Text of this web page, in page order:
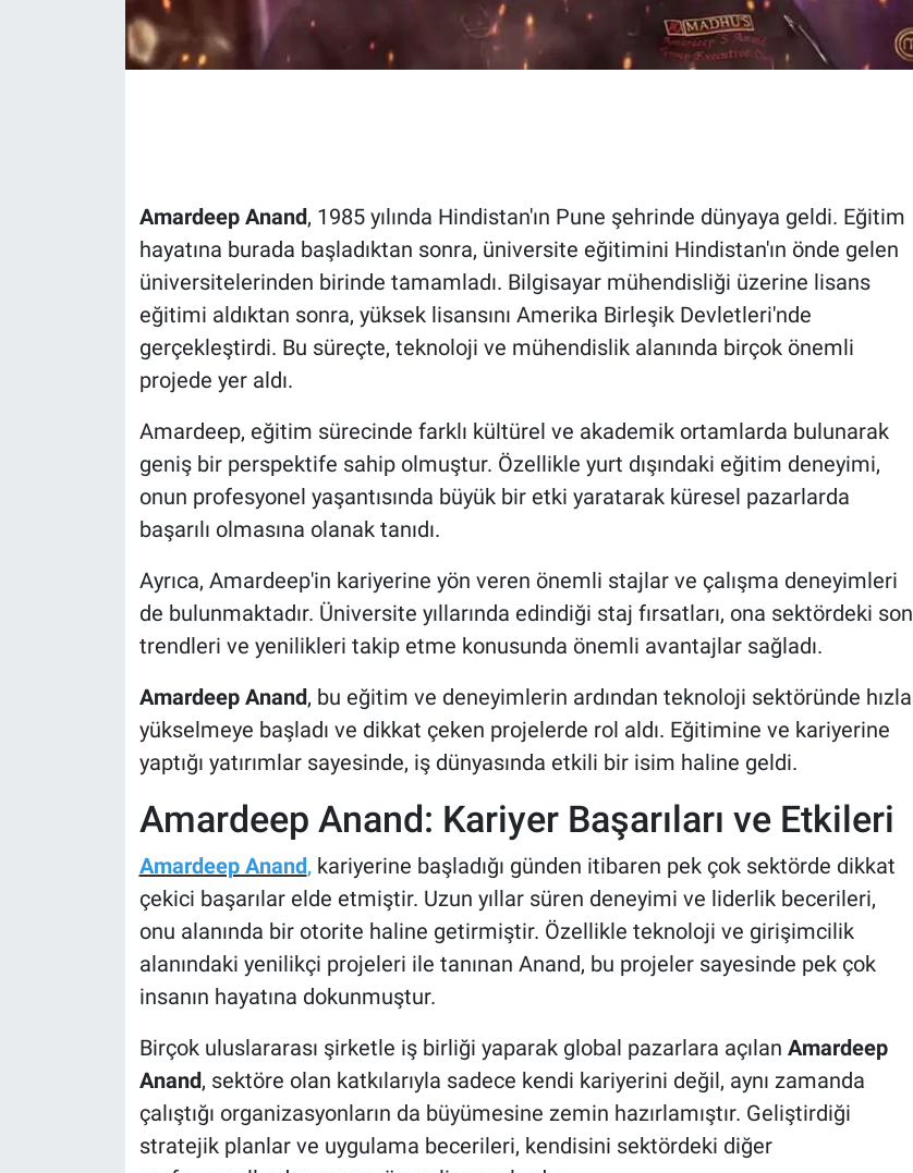
Amardeep Anand, 1985 yılında Hindistan'ın Pune şehrinde dünyaya geldi. Eğitim
hayatına burada başladıktan sonra, üniversite eğitimini Hindistan'ın önde gelen
üniversitelerinden birinde tamamladı. Bilgisayar mühendisliği üzerine lisans
eğitimi aldıktan sonra, yüksek lisansını Amerika Birleşik Devletleri'nde
gerçekleştirdi. Bu süreçte, teknoloji ve mühendislik alanında birçok önemli
projede yer aldı.
Amardeep, eğitim sürecinde farklı kültürel ve akademik ortamlarda bulunarak
geniş bir perspektife sahip olmuştur. Özellikle yurt dışındaki eğitim deneyimi,
onun profesyonel yaşantısında büyük bir etki yaratarak küresel pazarlarda
başarılı olmasına olanak tanıdı.
Ayrıca, Amardeep'in kariyerine yön veren önemli stajlar ve çalışma deneyimleri
de bulunmaktadır. Üniversite yıllarında edindiği staj fırsatları, ona sektördeki son
trendleri ve yenilikleri takip etme konusunda önemli avantajlar sağladı.
Amardeep Anand, bu eğitim ve deneyimlerin ardından teknoloji sektöründe hızla
yükselmeye başladı ve dikkat çeken projelerde rol aldı. Eğitimine ve kariyerine
yaptığı yatırımlar sayesinde, iş dünyasında etkili bir isim haline geldi.
Amardeep Anand: Kariyer Başarıları ve Etkileri
Amardeep Anand, kariyerine başladığı günden itibaren pek çok sektörde dikkat
çekici başarılar elde etmiştir. Uzun yıllar süren deneyimi ve liderlik becerileri,
onu alanında bir otorite haline getirmiştir. Özellikle teknoloji ve girişimcilik
alanındaki yenilikçi projeleri ile tanınan Anand, bu projeler sayesinde pek çok
insanın hayatına dokunmuştur.
Birçok uluslararası şirketle iş birliği yaparak global pazarlara açılan Amardeep
Anand, sektöre olan katkılarıyla sadece kendi kariyerini değil, aynı zamanda
çalıştığı organizasyonların da büyümesine zemin hazırlamıştır. Geliştirdiği
stratejik planlar ve uygulama becerileri, kendisini sektördeki diğer
Gündem Özel
Koronavirüs
Kültür Sanat
Ne demişti
Programlar
Teknoloji
Türkiye'nin Geleceği
Türkiye'nin Gündemi
Yerel Gündem
Yerel Yaşam
Canlı Yayın